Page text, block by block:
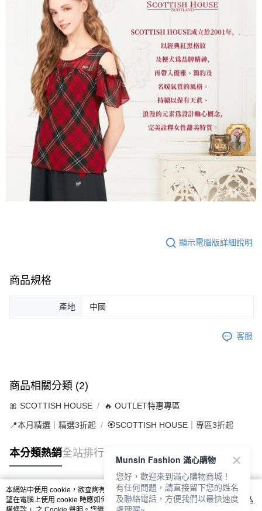
顯示電腦版詳細說明
商品規格
產地 中國
客服
商品相關分類 (2)
🎀 SCOTTISH HOUSE 🔥 OUTLET特惠專區
📍本月精選｜精選3折起 🏵️SCOTTISH HOUSE｜專區3折起
本分類熱銷全站排行
熱門標籤
本網站中使用 cookie，欲查詢有關本網站使用 cookie 方式之詳情，及若您不希
望在電腦上使用 cookie 時應如何變更電腦的 cookie 設定，請參閱本網站「
隱私
Munsin Fashion 滿心購物
您好，歡迎來到滿心購物商城！
有任何問題，請直接留下您的姓名
及聯絡電話，方便我們以最快速度